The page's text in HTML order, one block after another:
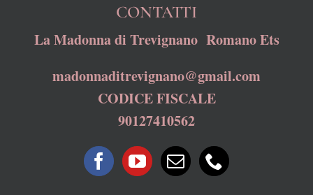
CONTATTI
La Madonna di Trevignano Romano Ets
madonnaditrevignano@gmail.com
CODICE FISCALE
90127410562